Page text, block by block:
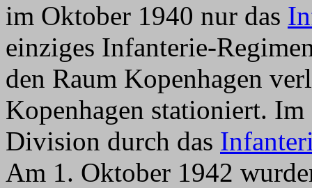
im Oktober 1940 nur das
einziges Infanterie-
den Raum Kopenhagen
Kopenhagen stationiert.
Division durch das
Am 1. Oktober 1942